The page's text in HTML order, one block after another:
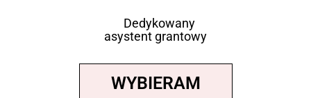
Dedykowany
asystent grantowy
WYBIERAM